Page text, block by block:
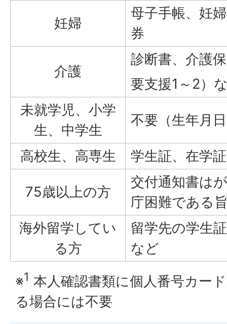
妊婦
母子手帳、妊
券
介護
診断書、介護
要支援1～2）
未就学児、小学
生、中学生
不要（生年月
高校生、高専生 学生証、在学
75歳以上の方
交付通知書は
庁困難である
海外留学してい
る方
留学先の学生
など
※1 本人確認書類に個人番号カー
る場合には不要